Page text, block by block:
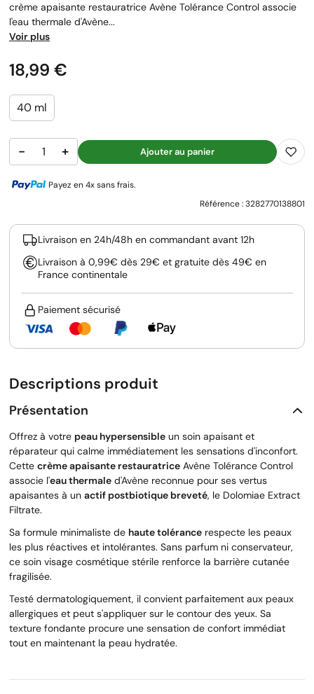
crème apaisante restauratrice Avène Tolérance Control associe
l'eau thermale d'Avène...
Voir plus
Prix
18,99 €
40 ml
− + Ajouter au panier
Payez en 4x sans frais.
Référence :3282770138801
Livraison en 24h/48h en commandant avant 12h
Livraison à 0,99€ dès 29€ et gratuite dès 49€ en
France continentale
Paiement sécurisé
Descriptions produit
Présentation
Offrez à votre peau hypersensible un soin apaisant et
réparateur qui calme immédiatement les sensations d'inconfort.
Cette crème apaisante restauratrice Avène Tolérance Control
associe l'eau thermale d'Avène reconnue pour ses vertus
apaisantes à un actif postbiotique breveté, le Dolomiae Extract
Filtrate.
Sa formule minimaliste de haute tolérance respecte les peaux
les plus réactives et intolérantes. Sans parfum ni conservateur,
ce soin visage cosmétique stérile renforce la barrière cutanée
fragilisée.
Testé dermatologiquement, il convient parfaitement aux peaux
allergiques et peut s'appliquer sur le contour des yeux. Sa
texture fondante procure une sensation de confort immédiat
tout en maintenant la peau hydratée.